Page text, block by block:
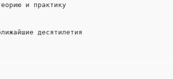
и практику
десятилетия